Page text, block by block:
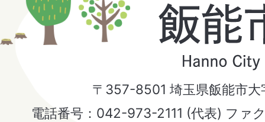
飯
能
Hanno
〒357-8501 埼玉県飯能市大
電話番号：042-973-2111 (代表) ファ